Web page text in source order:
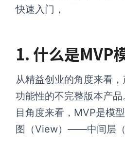
快速入门，
1. 什么是MVP
从精益创业的角度来看
功能性的不完整版本产
目角度来看，MVP是
图（View）——中间层（